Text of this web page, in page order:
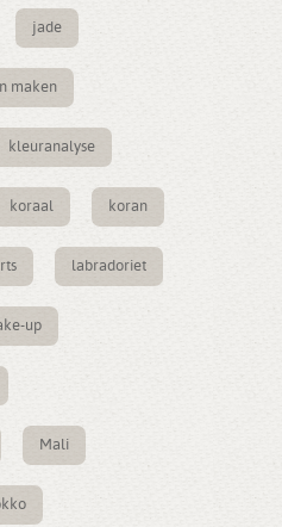
jade
maken
kleuranalyse
koraal koran
labradoriet
up
Mali